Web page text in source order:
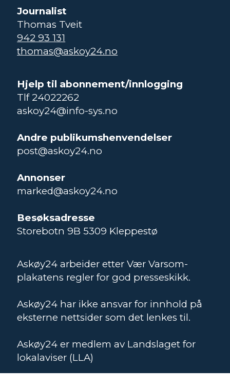
Journalist
Thomas Tveit
942 93 131
thomas@askoy24.no
Hjelp til abonnement/innlogging
Tlf 24022262
askoy24@info-sys.no
Andre publikumshenvendelser
post@askoy24.no
Annonser
marked@askoy24.no
Besøksadresse
Storebotn 9B 5309 Kleppestø
Askøy24 arbeider etter Vær Varsom-
plakatens regler for god presseskikk.
Askøy24 har ikke ansvar for innhold på
eksterne nettsider som det lenkes til.
Askøy24 er medlem av Landslaget for
lokalaviser (LLA)